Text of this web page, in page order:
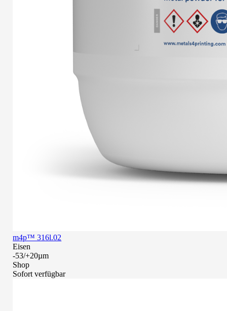
m4p™ 316l.02
Eisen
-53/+20µm
Shop
Sofort verfügbar